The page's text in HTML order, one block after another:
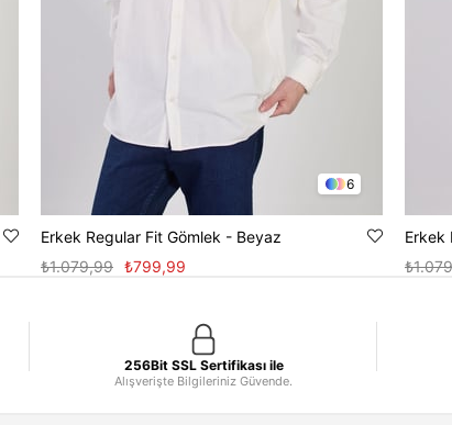
6
Erkek Regular Fit Gömlek - Beyaz
₺799,99
₺1.079,99
Erkek
256Bit SSL Sertifikası ile
Alışverişte Bilgileriniz Güvende.